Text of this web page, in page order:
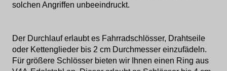
solchen Angriffen unbeeindruckt.
Der Durchlauf erlaubt es Fahrradschlösser, Drahtseile
oder Kettenglieder bis 2 cm Durchmesser einzufädeln.
Für größere Schlösser bieten wir Ihnen einen Ring aus